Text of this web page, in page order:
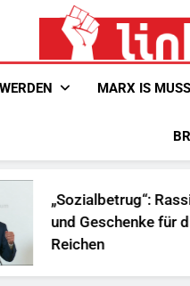
MARX IS MUSS
Rassismus
für die